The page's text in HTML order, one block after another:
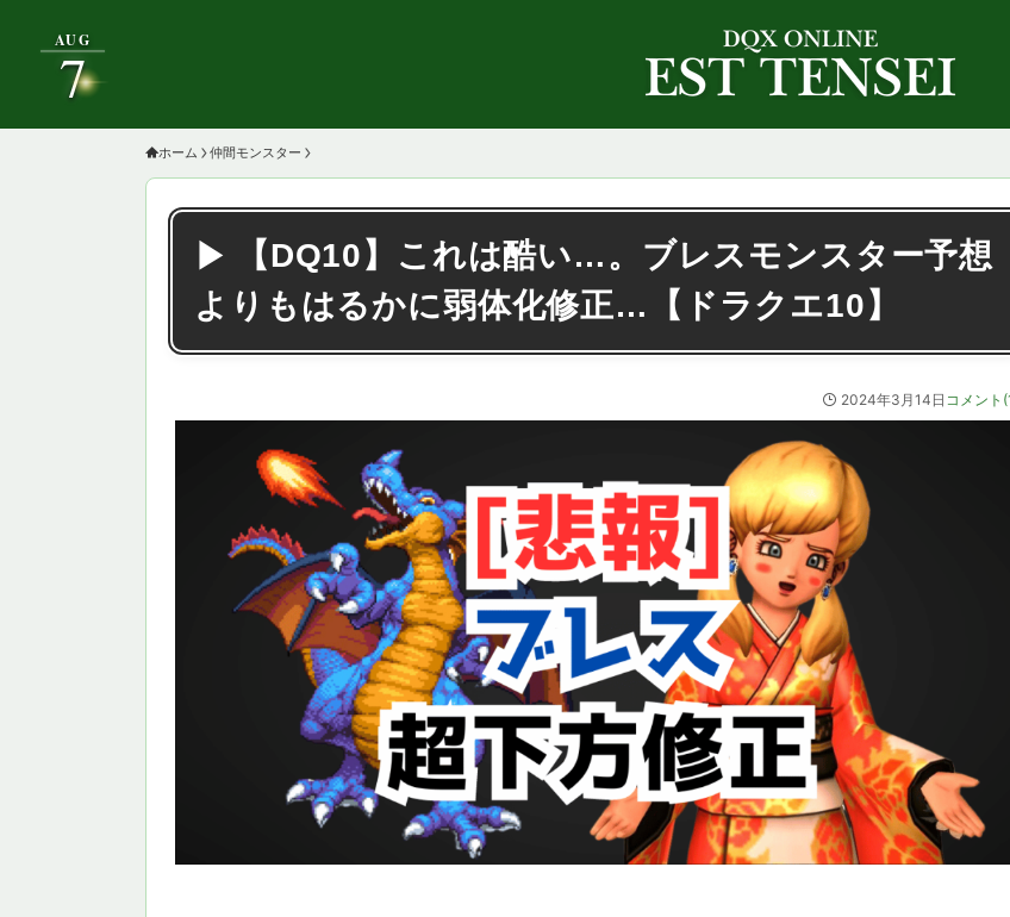
AUG
7
ホーム 仲間モンスター
【DQ10】これは酷い…。ブレスモンスター予想
よりもはるかに弱体化修正…【ドラクエ10】
2024年3月14日 コメント